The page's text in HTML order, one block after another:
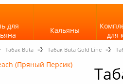
для
Кальяны
для
Табак Buta 💨 Табак Buta Gold Line 💨